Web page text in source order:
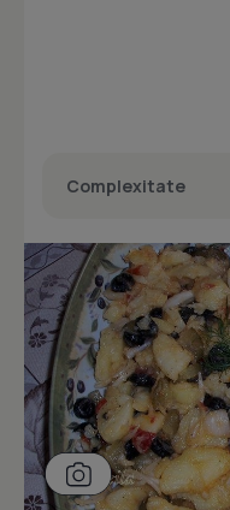
Complexitate